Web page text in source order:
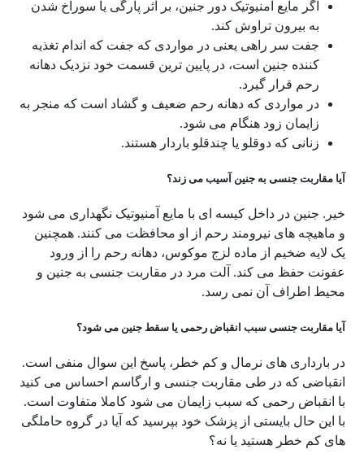
اگر مایع آمنیوتیک دور جنین، بر اثر پارگی یا سوراخ شدن
به بیرون تراوش کند.
جفت سر راهی یعنی در مواردی که جفت که اندام تغذیه
کننده جنین است، در پایین ترین قسمت خود نزدیک دهانه
رحم قرار گیرد.
در مواردی که دهانه رحم ضعیف و گشاد است که منجر به
زایمان زود هنگام می شود.
زنانی که دوقلو یا چندقلو باردار هستند.
آیا مقاربت جنسی به جنین آسیب می زند؟
خیر. جنین در داخل کیسه ای با مایع آمنیوتیک نگهداری می شود
و ماهیچه های نیرومند رحم از او محافظت می کنند. همچنین
یک لایه ضخیم از ماده لزج موکوس، دهانه رحم را از ورود
عفونت حفظ می کند. آلت مرد در مقاربت جنسی به جنین و
محیط اطراف آن نمی رسد.
آیا مقاربت جنسی سبب انقباض رحمی یا سقط جنین می شود؟
در بارداری های نرمال و کم خطر، پاسخ این سوال منفی است.
انقباضی که در طی مقاربت جنسی و ارگاسم احساس می کنید
با انقباض رحمی که سبب زایمان می شود کاملا متفاوت است.
با این حال بایستی از پزشک خود بپرسید که آیا در گروه حاملگی
های کم خطر هستید یا نه؟